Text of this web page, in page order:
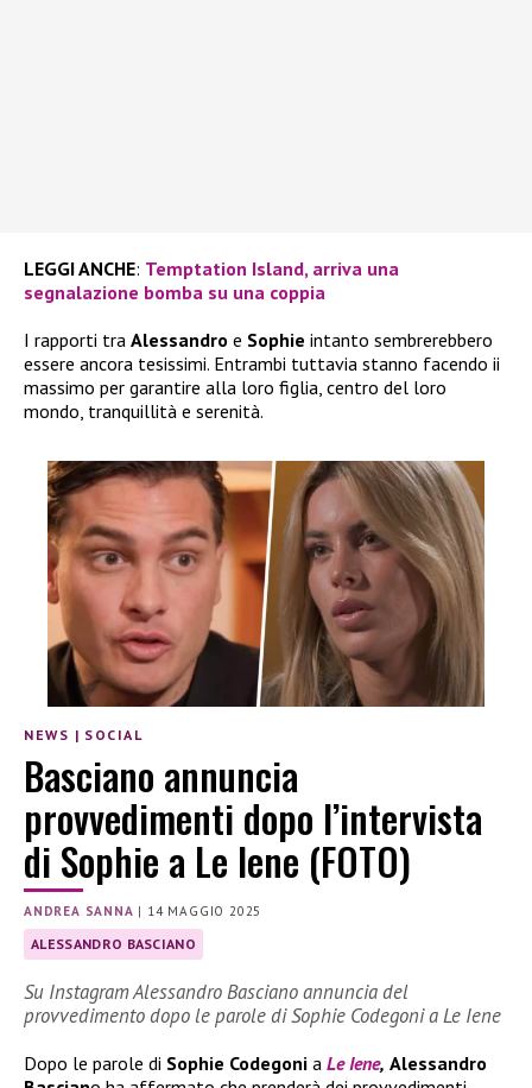
LEGGI ANCHE: Temptation Island, arriva una
segnalazione bomba su una coppia
I rapporti tra Alessandro e Sophie intanto sembrerebbero
essere ancora tesissimi. Entrambi tuttavia stanno facendo ii
massimo per garantire alla loro figlia, centro del loro
mondo, tranquillità e serenità.
NEWS | SOCIAL
Basciano annuncia
provvedimenti dopo l’intervista
di Sophie a Le Iene (FOTO)
ANDREA SANNA | 14 MAGGIO 2025
ALESSANDRO BASCIANO
Su Instagram Alessandro Basciano annuncia del
provvedimento dopo le parole di Sophie Codegoni a Le Iene
Dopo le parole di Sophie Codegoni a Le Iene, Alessandro